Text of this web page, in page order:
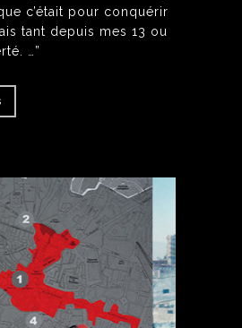
c’était pour conquérir
tant depuis mes 13 ou
…”